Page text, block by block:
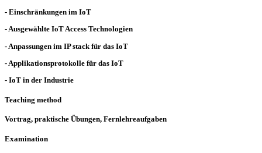
- Einschränkungen im IoT
- Ausgewählte IoT Access Technologien
- Anpassungen im IP stack für das IoT
- Applikationsprotokolle für das IoT
- IoT in der Industrie
Teaching method
Vortrag, praktische Übungen, Fernlehreaufgaben
Examination